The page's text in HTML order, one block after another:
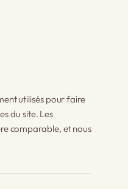
utilisés pour faire
du site. Les
comparable, et nous